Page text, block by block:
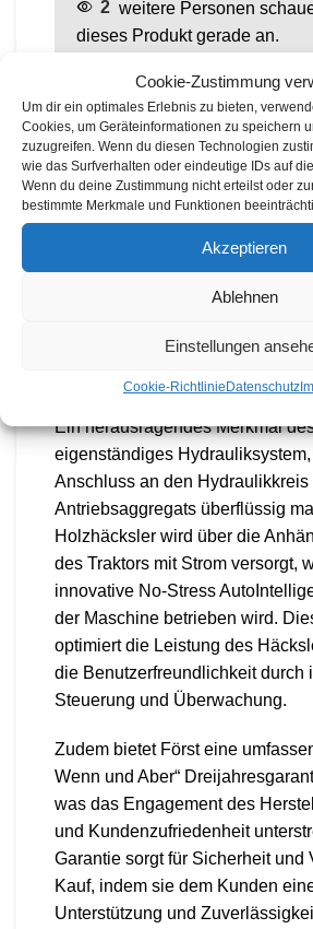
Cookie-Zustimmung
Um dir ein optimales Erlebnis zu bieten,
Cookies, um Geräteinformationen zu speichern
zuzugreifen. Wenn du diesen Technologien
wie das Surfverhalten oder eindeutige IDs auf
Wenn du deine Zustimmung nicht erteilst oder
bestimmte Merkmale und Funktionen
Akzeptieren
Ablehnen
Einstellungen
Cookie-Richtlinie Datenschutz
2 weitere Personen
dieses Produkt gerade an.
BESCHREIBUNG
Der FÖRST PT6 repräsentiert
150mm Holzhäcksler und ist
Bauunternehmer, Gemeinden,
Landwirte und jeden, der über
Antriebsaggregat verfügt. Diese
eine äußerst wirtschaftliche
besitzen und einen
benötigen.
Ein herausragendes Merkmal
eigenständiges
Anschluss an den Hydraulikkreis
Antriebsaggregats überflüssig
Holzhäcksler wird über die
des Traktors mit Strom versorgt,
innovative No-Stress
der Maschine betrieben wird.
optimiert die Leistung des
die Benutzerfreundlichkeit durch
Steuerung und Überwachung.
Zudem bietet Först eine
Wenn und Aber“
was das Engagement des
und Kundenzufriedenheit
Garantie sorgt für Sicherheit und
Kauf, indem sie dem Kunden
Unterstützung und